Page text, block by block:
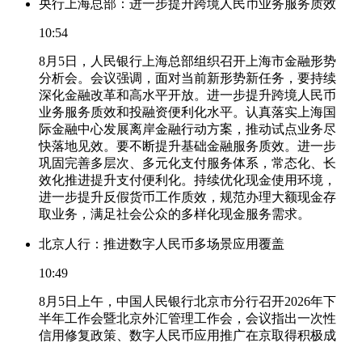
央行上海总部：进一步提升跨境人民币业务服务质效
10:54
8月5日，人民银行上海总部组织召开上海市金融形势
分析会。会议强调，面对当前新形势新任务，要持续
深化金融改革和高水平开放。进一步提升跨境人民币
业务服务质效和投融资便利化水平。认真落实上海国
际金融中心发展离岸金融行动方案，推动试点业务尽
快落地见效。要不断提升基础金融服务质效。进一步
巩固完善多层次、多元化支付服务体系，常态化、长
效化推进提升支付便利化。持续优化现金使用环境，
进一步提升反假货币工作质效，规范办理大额现金存
取业务，满足社会公众的多样化现金服务需求。
北京人行：推进数字人民币多场景应用覆盖
10:49
8月5日上午，中国人民银行北京市分行召开2026年下
半年工作会暨北京外汇管理工作会，会议指出一次性
信用修复政策、数字人民币应用推广在京取得积极成